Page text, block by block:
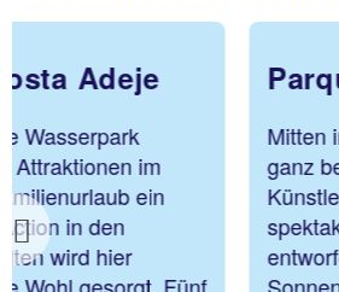
Previous
Parque Marítimo
Mitten in der Hauptstadt von
ganz besonderer Ort zum
Künstler César Manrique hat
spektakulären
entworfen. Zwei großzügige